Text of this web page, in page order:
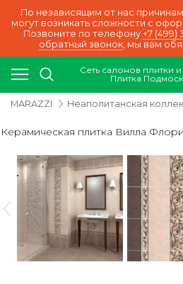
По независящим от нас
могут возникать сложности с
Позвоните по телефону +7 (499)
обратный звонок, мы вам
Сеть салонов плитки и
Плитка
MARAZZI Неаполитанская
Керамическая плитка Вилла